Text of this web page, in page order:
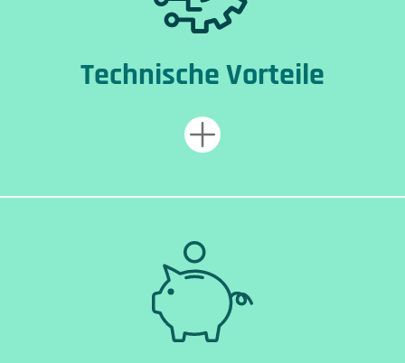
Technische Vorteile